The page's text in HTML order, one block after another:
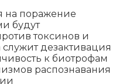
на поражение
будут
токсинов и
дезактивация
к биотрофам
распознавания